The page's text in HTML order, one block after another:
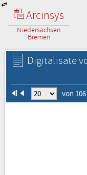
Arcinsys
Niedersachsen
Bremen
Digitalisate
von 106